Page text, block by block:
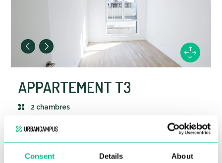
Consent Details About
APPARTEMENT T3
2 chambres